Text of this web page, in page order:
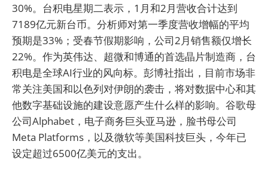
30%。台积电星期二表示，1月和2月营收合计达到
7189亿元新台币。分析师对第一季度营收增幅的平均
预期是33%；受春节假期影响，公司2月销售额仅增长
22%。作为英伟达、超微和博通的首选晶片制造商，台
积电是全球AI行业的风向标。彭博社指出，目前市场非
常关注美国和以色列对伊朗的袭击，将对数据中心和其
他数字基础设施的建设意愿产生什么样的影响。谷歌母
公司Alphabet，电子商务巨头亚马逊，脸书母公司
Meta Platforms，以及微软等美国科技巨头，今年已
设定超过6500亿美元的支出。